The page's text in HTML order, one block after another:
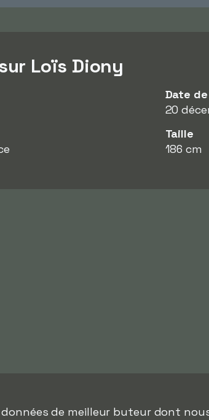
Loïs Diony
Date
20
Taille
186 cm
de meilleur buteur dont